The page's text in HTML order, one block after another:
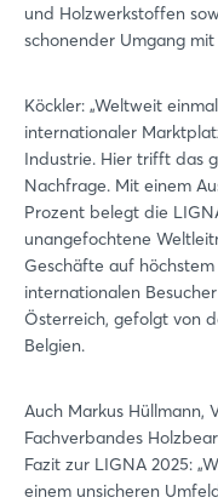
und Holzwerkstoffen
schonender Umgang
Köckler: „Weltweit
internationaler
Industrie. Hier trifft das
Nachfrage. Mit einem
Prozent belegt die
unangefochtene
Geschäfte auf
internationalen
Österreich, gefolgt von
Belgien.
Auch Markus Hüllmann,
Fachverbandes
Fazit zur LIGNA 2025:
einem unsicheren